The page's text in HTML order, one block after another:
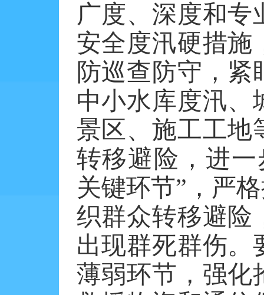
广度、深度和专
安全度汛硬措施
防巡查防守，
中小水库度汛、
景区、施工工地
转移避险，进
关键环节”，严
织群众转移避险
出现群死群伤。
薄弱环节，强化